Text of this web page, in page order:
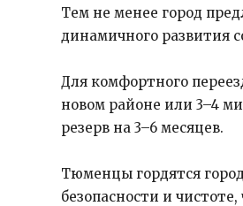
Тем не менее город
динамичного развития
Для комфортного
новом районе или 3–4
резерв на 3–6 месяцев.
Тюменцы гордятся
безопасности и